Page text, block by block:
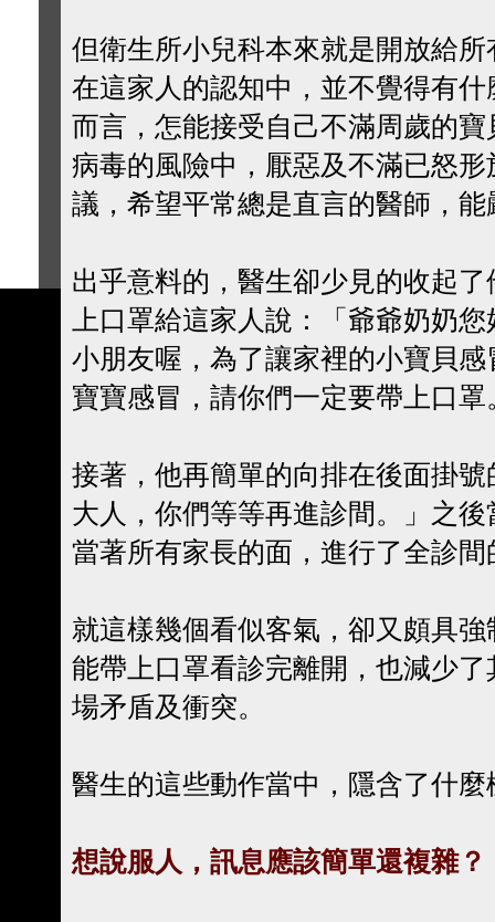
但衛生所小兒科本來就是開放給
在這家人的認知中，並不覺得有
而言，怎能接受自己不滿周歲的
病毒的風險中，厭惡及不滿已怒
議，希望平常總是直言的醫師，
出乎意料的，醫生卻少見的收起
上口罩給這家人說：「爺爺奶奶
小朋友喔，為了讓家裡的小寶貝
寶寶感冒，請你們一定要帶上口罩
接著，他再簡單的向排在後面掛
大人，你們等等再進診間。」之
當著所有家長的面，進行了全診
就這樣幾個看似客氣，卻又頗具
能帶上口罩看診完離開，也減少
場矛盾及衝突。
醫生的這些動作當中，隱含了什
想說服人，訊息應該簡單還複雜？